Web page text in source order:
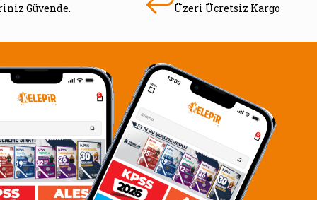
Güvende.
Üzeri Ücretsiz Kargo